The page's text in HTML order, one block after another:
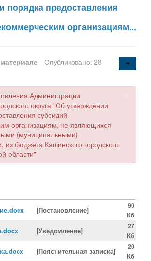
порядка предоставления
организациям...
Опубликовано: 28
Администрации
округа "Об утверждении
субсидий
организациям, не являющихся
(муниципальными)
из бюджета Кашинского городского
области"
[Постановление]
90
Кб
[Уведомление]
27
Кб
[Пояснительная записка]
20
Кб